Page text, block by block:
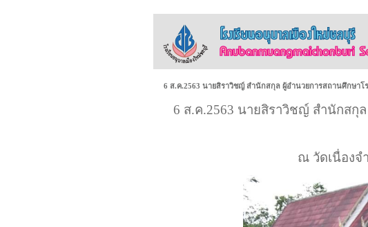
6 ส.ค.2563 นายสิราวิชญ์ สำนักสกุล ผู้อำนวยการสถานศึกษา
6 ส.ค.2563 นายสิราวิชญ์ สำนักสกุ
ณ วัดเนื่องจ